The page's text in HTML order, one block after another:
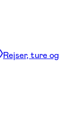
Rejser, ture og